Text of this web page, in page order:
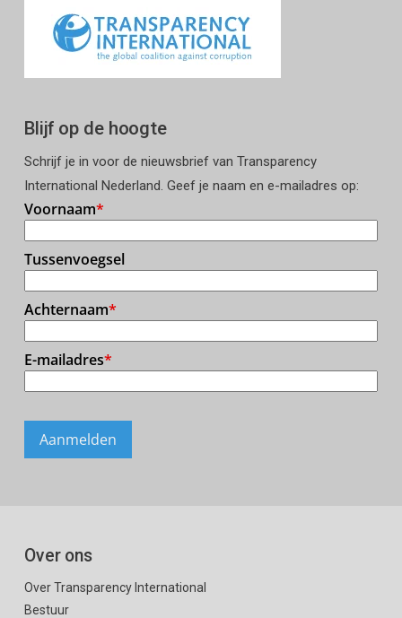
Blijf op de hoogte
Schrijf je in voor de nieuwsbrief van Transparency
International Nederland. Geef je naam en e-mailadres op:
Over ons
Over Transparency International
Bestuur